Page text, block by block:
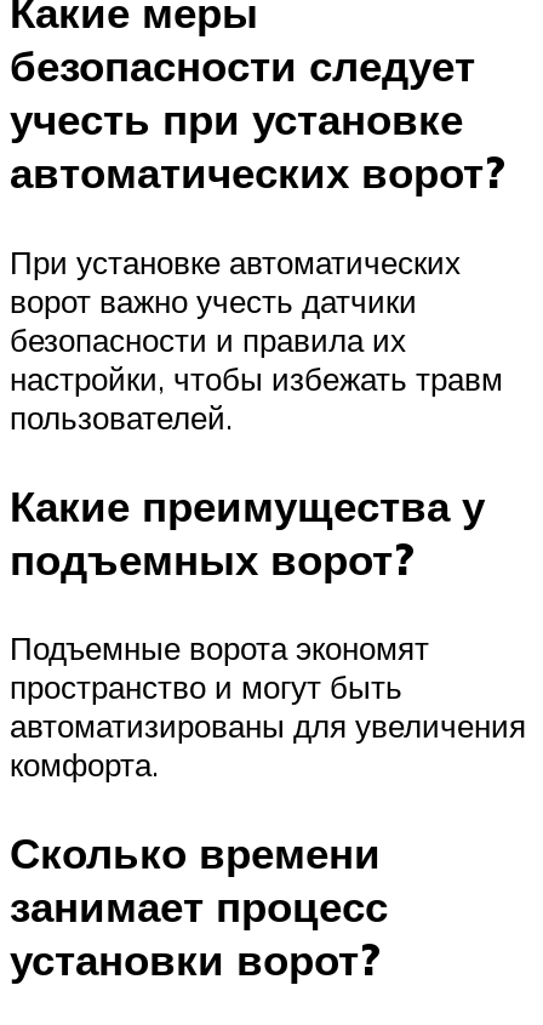
Какие меры
безопасности следует
учесть при установке
автоматических ворот?
При установке автоматических
ворот важно учесть датчики
безопасности и правила их
настройки, чтобы избежать травм
пользователей.
Какие преимущества у
подъемных ворот?
Подъемные ворота экономят
пространство и могут быть
автоматизированы для увеличения
комфорта.
Сколько времени
занимает процесс
установки ворот?